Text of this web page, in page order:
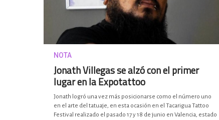
NOTA
Jonath Villegas se alzó con el primer
lugar en la Expotattoo
Jonath logró una vez más posicionarse como el número uno
en el arte del tatuaje, en esta ocasión en el Tacarigua Tattoo
Festival realizado el pasado 17 y 18 de junio en Valencia, estado